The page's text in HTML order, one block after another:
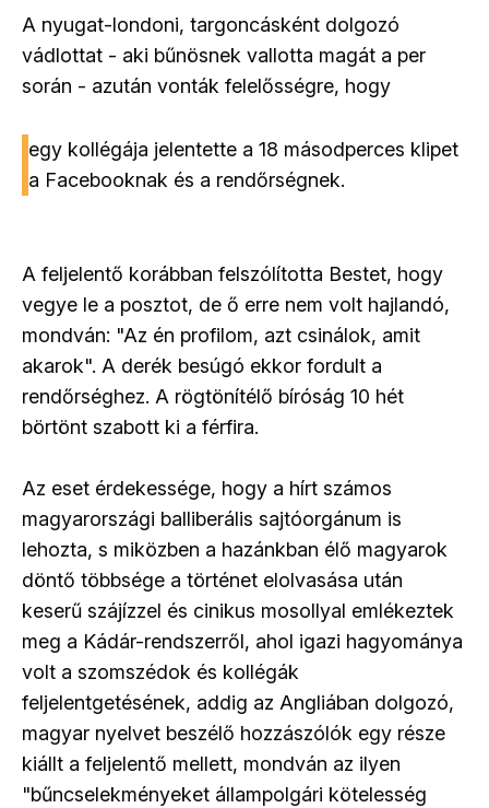
A nyugat-londoni, targoncásként dolgozó
vádlottat - aki bűnösnek vallotta magát a per
során - azután vonták felelősségre, hogy
egy kollégája jelentette a 18 másodperces klipet
a Facebooknak és a rendőrségnek.
A feljelentő korábban felszólította Bestet, hogy
vegye le a posztot, de ő erre nem volt hajlandó,
mondván: "Az én profilom, azt csinálok, amit
akarok". A derék besúgó ekkor fordult a
rendőrséghez. A rögtönítélő bíróság 10 hét
börtönt szabott ki a férfira.
Az eset érdekessége, hogy a hírt számos
magyarországi balliberális sajtóorgánum is
lehozta, s miközben a hazánkban élő magyarok
döntő többsége a történet elolvasása után
keserű szájízzel és cinikus mosollyal emlékeztek
meg a Kádár-rendszerről, ahol igazi hagyománya
volt a szomszédok és kollégák
feljelentgetésének, addig az Angliában dolgozó,
magyar nyelvet beszélő hozzászólók egy része
kiállt a feljelentő mellett, mondván az ilyen
"bűncselekményeket állampolgári kötelesség